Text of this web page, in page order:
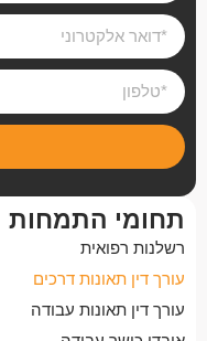
תחומי התמחות
רשלנות רפואית
עורך דין תאונות דרכים
עורך דין תאונות עבודה